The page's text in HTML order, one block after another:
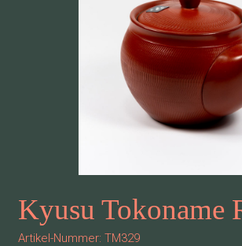
Kyusu Tokoname
Artikel-Nummer: TM329